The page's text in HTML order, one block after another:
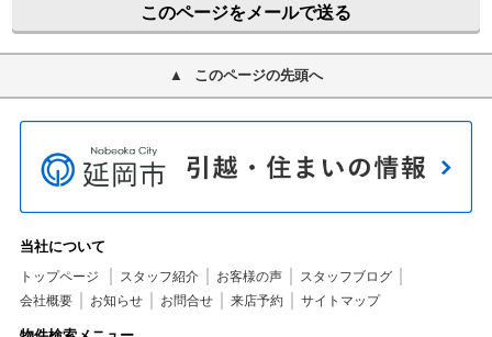
このページをメールで送る
このページの先頭へ
当社について
トップページ スタッフ紹介 お客様の声
スタッフブログ
会社概要
お知らせ お問合せ 来店予約 サイトマップ